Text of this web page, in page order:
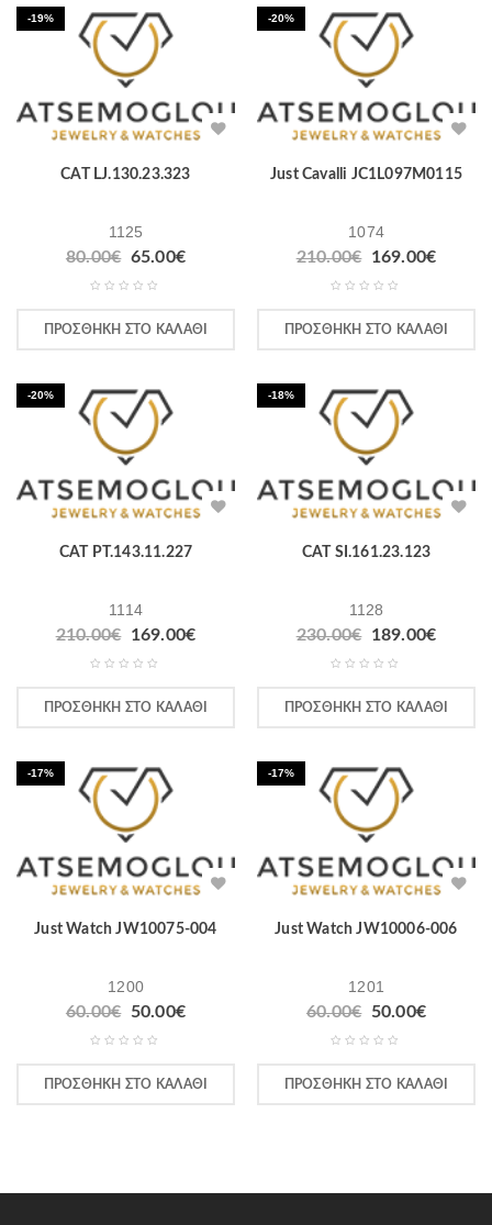
-19%
CAT LJ.130.23.323
1125
80.00€ 65.00€
ΠΡΟΣΘΉΚΗ ΣΤΟ ΚΑΛΆΘΙ
-20%
Just Cavalli JC1L097M0115
1074
210.00€ 169.00€
ΠΡΟΣΘΉΚΗ ΣΤΟ ΚΑΛΆΘΙ
-20%
CAT PT.143.11.227
1114
210.00€ 169.00€
ΠΡΟΣΘΉΚΗ ΣΤΟ ΚΑΛΆΘΙ
-18%
CAT SI.161.23.123
1128
230.00€ 189.00€
ΠΡΟΣΘΉΚΗ ΣΤΟ ΚΑΛΆΘΙ
-17%
Just Watch JW10075-004
1200
60.00€ 50.00€
ΠΡΟΣΘΉΚΗ ΣΤΟ ΚΑΛΆΘΙ
-17%
Just Watch JW10006-006
1201
60.00€ 50.00€
ΠΡΟΣΘΉΚΗ ΣΤΟ ΚΑΛΆΘΙ